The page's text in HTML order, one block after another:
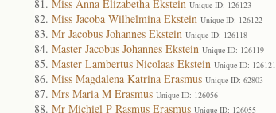
Miss Anna Elizabetha Ekstein Unique ID: 126123
Miss Jacoba Wilhelmina Ekstein Unique ID: 126122
Mr Jacobus Johannes Ekstein Unique ID: 126118
Master Jacobus Johannes Ekstein Unique ID: 126119
Master Lambertus Nicolaas Ekstein Unique ID: 126121
Miss Magdalena Katrina Erasmus Unique ID: 62803
Mrs Maria M Erasmus Unique ID: 126056
Mr Michiel P Rasmus Erasmus Unique ID: 126055